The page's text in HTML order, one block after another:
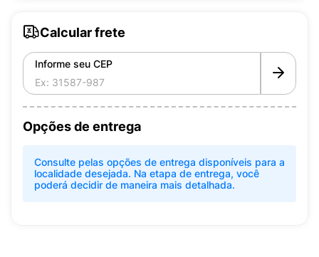
Calcular frete
Informe seu CEP
Opções de entrega
Consulte pelas opções de entrega disponíveis para a
localidade desejada. Na etapa de entrega, você
poderá decidir de maneira mais detalhada.